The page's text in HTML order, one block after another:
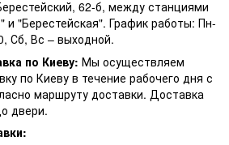
62-б, между станциями
и "Берестейская". График работы: Пн-
Сб, Вс – выходной.
по Киеву: Мы осуществляем
по Киеву в течение рабочего дня с
маршруту доставки. Доставка
двери.